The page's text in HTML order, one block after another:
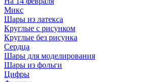
Микс
Шары из латекса
Круглые с рисунком
Круглые без рисунка
Сердца
Шары для моделирования
Шары из фольги
Цифры